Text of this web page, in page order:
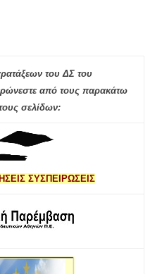
του ΔΣ του
από τους παρακάτω
σελίδων:
ΣΥΣΠΕΙΡΩΣΕΙΣ